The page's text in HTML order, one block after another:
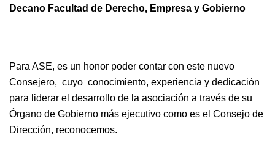
Decano Facultad de Derecho, Empresa y Gobierno
Para ASE, es un honor poder contar con este nuevo
Consejero, cuyo conocimiento, experiencia y dedicación
para liderar el desarrollo de la asociación a través de su
Órgano de Gobierno más ejecutivo como es el Consejo de
Dirección, reconocemos.